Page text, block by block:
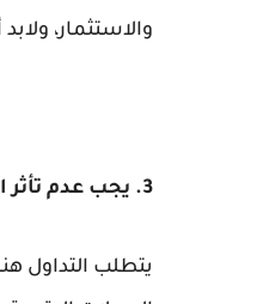
والاستثمار،
3. يجب عدم تأثر المستثمر بالتقلبات و عملات التداول
يتطلب التداول